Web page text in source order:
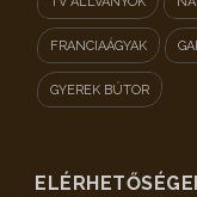
FRANCIAÁGYAK
GYEREK BÚTOR